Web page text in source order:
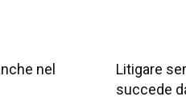
nel
Litigare
succede